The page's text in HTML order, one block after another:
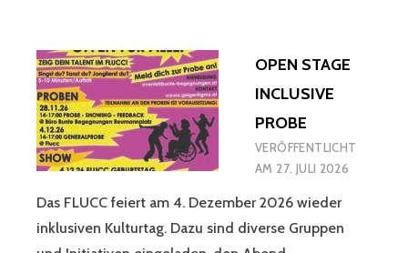
OPEN STAGE
INCLUSIVE
PROBE
VERÖFFENTLICHT
AM 27. JULI 2026
Das FLUCC feiert am 4. Dezember 2026 wieder
inklusiven Kulturtag. Dazu sind diverse Gruppen